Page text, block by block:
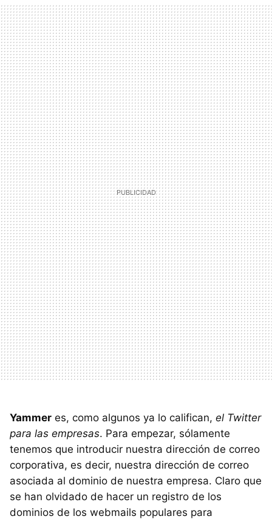
Yammer es, como algunos ya lo califican, el Twitter
para las empresas. Para empezar, sólamente
tenemos que introducir nuestra dirección de correo
corporativa, es decir, nuestra dirección de correo
asociada al dominio de nuestra empresa. Claro que
se han olvidado de hacer un registro de los
dominios de los webmails populares para